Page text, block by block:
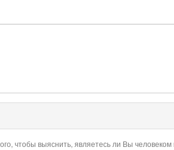
чтобы выяснить, являетесь ли Вы